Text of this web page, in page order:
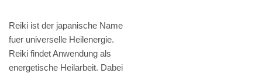
Reiki ist der japanische Name
fuer universelle Heilenergie.
Reiki findet Anwendung als
energetische Heilarbeit. Dabei